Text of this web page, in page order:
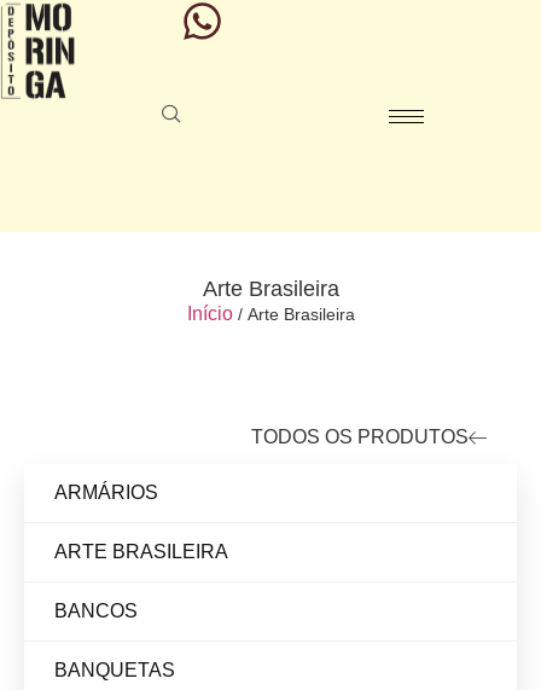
Arte Brasileira
Início/ Arte Brasileira
TODOS OS PRODUTOS
ARMÁRIOS
ARTE BRASILEIRA
BANCOS
BANQUETAS